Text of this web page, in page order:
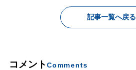
記事一覧へ戻る
コメントComments